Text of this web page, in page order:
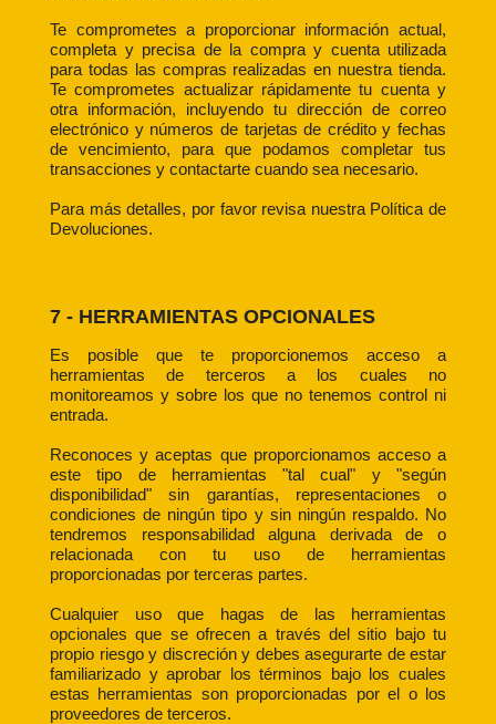
Te comprometes a proporcionar información actual,
completa y precisa de la compra y cuenta utilizada
para todas las compras realizadas en nuestra tienda.
Te comprometes actualizar rápidamente tu cuenta y
otra información, incluyendo tu dirección de correo
electrónico y números de tarjetas de crédito y fechas
de vencimiento, para que podamos completar tus
transacciones y contactarte cuando sea necesario.
Para más detalles, por favor revisa nuestra Política de
Devoluciones.
7 - HERRAMIENTAS OPCIONALES
Es posible que te proporcionemos acceso a
herramientas de terceros a los cuales no
monitoreamos y sobre los que no tenemos control ni
entrada.
Reconoces y aceptas que proporcionamos acceso a
este tipo de herramientas "tal cual" y "según
disponibilidad" sin garantías, representaciones o
condiciones de ningún tipo y sin ningún respaldo. No
tendremos responsabilidad alguna derivada de o
relacionada con tu uso de herramientas
proporcionadas por terceras partes.
Cualquier uso que hagas de las herramientas
opcionales que se ofrecen a través del sitio bajo tu
propio riesgo y discreción y debes asegurarte de estar
familiarizado y aprobar los términos bajo los cuales
estas herramientas son proporcionadas por el o los
proveedores de terceros.